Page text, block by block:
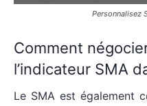
Personnalisez
Comment
l’indicateur SMA
Le SMA est également